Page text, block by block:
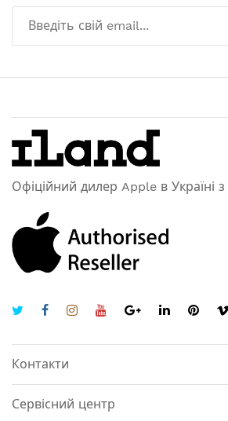
Офіційний дилер Apple в Україні
Контакти
Сервісний центр